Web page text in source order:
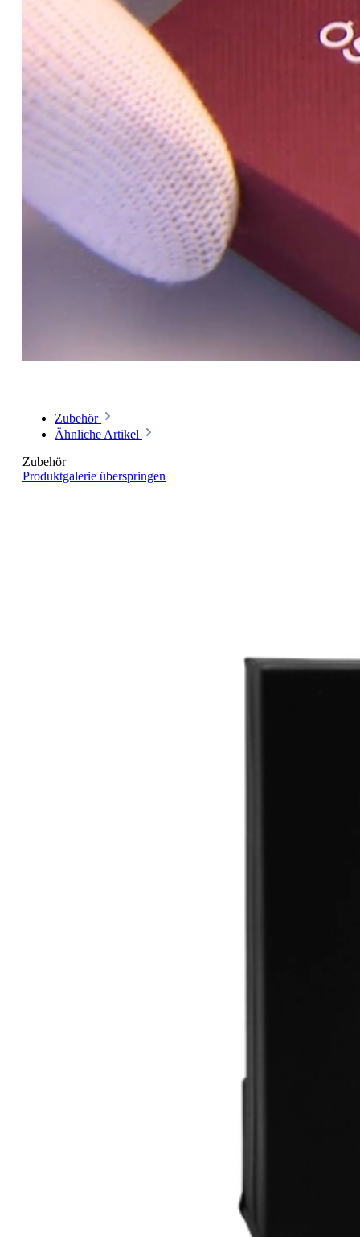
Zubehör
Ähnliche Artikel
Zubehör
Produktgalerie überspringen